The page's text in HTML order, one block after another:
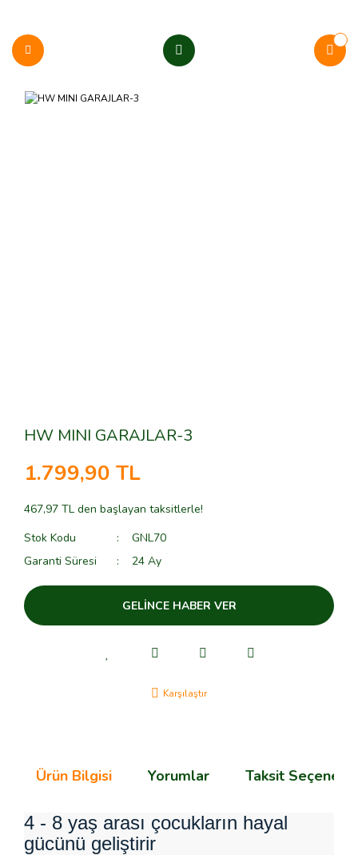
HW MINI GARAJLAR-3
1.799,90 TL
467,97 TL den başlayan taksitlerle!
Stok Kodu
GNL70
Garanti Süresi
24 Ay
GELİNCE HABER VER
Karşılaştır
Ürün Bilgisi Yorumlar Taksit
4 - 8 yaş arası çocukların hayal
gücünü geliştirir